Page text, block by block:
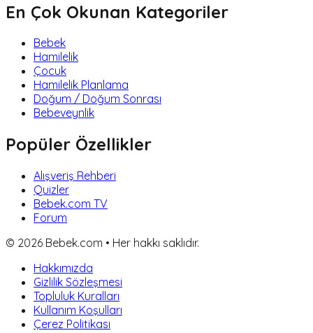
En Çok Okunan Kategoriler
Bebek
Hamilelik
Çocuk
Hamilelik Planlama
Doğum / Doğum Sonrası
Bebeveynlik
Popüler Özellikler
Alışveriş Rehberi
Quizler
Bebek.com TV
Forum
© 2026 Bebek.com • Her hakkı saklıdır.
Hakkımızda
Gizlilik Sözleşmesi
Topluluk Kuralları
Kullanım Koşulları
Çerez Politikası